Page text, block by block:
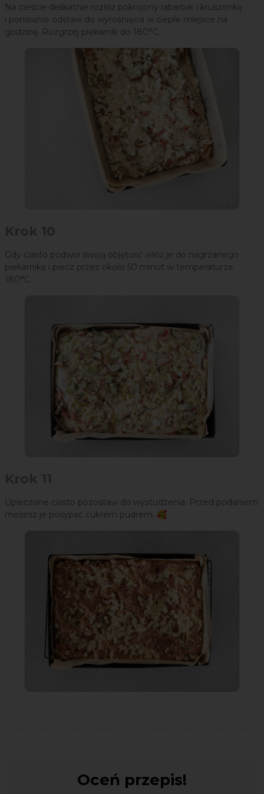
Na cieście delikatnie rozłóż pokrojony rabarbar i kruszonkę
i ponownie odstaw do wyrośnięcia w ciepłe miejsce na
godzinę. Rozgrzej piekarnik do 180°C.
Gdy ciasto podwoi swoją objętość włóż je do nagrzanego
piekarnika i piecz przez około 50 minut w temperaturze
180°C.
Upieczone ciasto pozostaw do wystudzenia. Przed podaniem
możesz je posypać cukrem pudrem. 🥰
Oceń przepis!